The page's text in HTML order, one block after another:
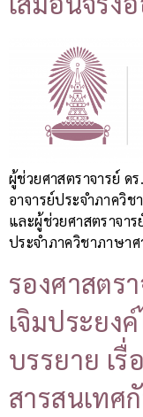
ผู้ช่วยศาสตราจารย์ ด
อาจารย์ประจำภาควิ
และผู้ช่วยศาสตราจา
ประจำภาควิชาภาษา
รองศาสตร
เจิมประยง
บรรยาย เรื่
สารสนเทศ